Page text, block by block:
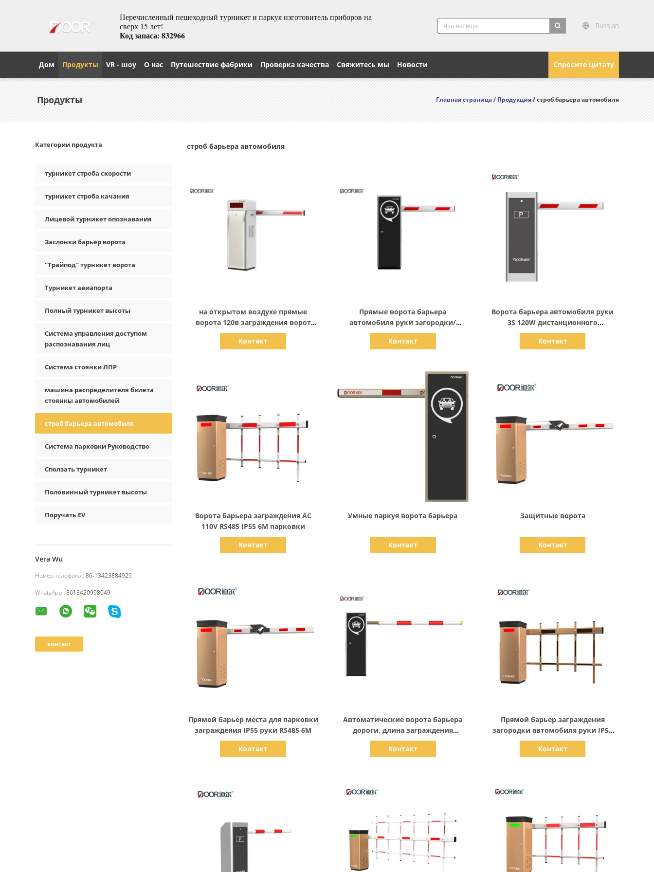
Перечисленный пешеходный турникет и паркуя изготовитель приборов на
сверх 15 лет!
Код запаса: 832966
Russian
Спросите цитату
Дом Продукты VR - шоу О нас Путешествие фабрики Проверка качества Свяжитесь мы Новости
Продукты Главная страница/Продукция/ строб барьера автомобиля
Категории продукта
турникет строба скорости
турникет строба качания
Лицевой турникет опознавания
Заслонки барьер ворота
"Трайпод" турникет ворота
Турникет авиапорта
Полный турникет высоты
Система управления доступом
распознавания лиц
Система стоянки ЛПР
машина распределителя билета
стоянкы автомобилей
строб барьера автомобиля
Система парковки Руководство
Сползать турникет
Половинный турникет высоты
Поручать EV
Vera Wu
Номер телефона : 86-13423884929
WhatsApp : 8613420998049
строб барьера автомобиля
на открытом воздухе прямые
ворота 120в заграждения ворот
барьера автостоянки
безопасностью 6метер
Контакт
Прямые ворота барьера
автомобиля руки загородки/
ворота АК220В/АК110В подъема
парковки
Контакт
Ворота барьера автомобиля руки
3S 120W дистанционного
управления 220V 6m
Контакт
Ворота барьера заграждения AC
110V RS485 IP55 6M парковки
Контакт
Умные паркуя ворота барьера
Контакт
Защитные ворота
Контакт
Прямой барьер места для парковки
заграждения IP55 руки RS485 6M
Контакт
Автоматические ворота барьера
дороги, длина заграждения
пошлины шоссе автоматическими
подгонянная воротами
Контакт
Прямой барьер заграждения
загородки автомобиля руки IP55
120W RS485
Контакт